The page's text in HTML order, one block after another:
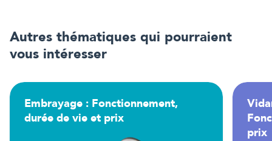
Autres thématiques qui pourraient
vous intéresser
Embrayage : Fonctionnement,
durée de vie et prix
prix